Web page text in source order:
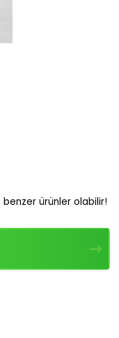
ürünler olabilir!